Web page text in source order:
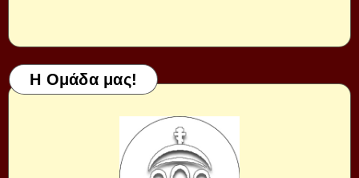
Η Ομάδα μας!